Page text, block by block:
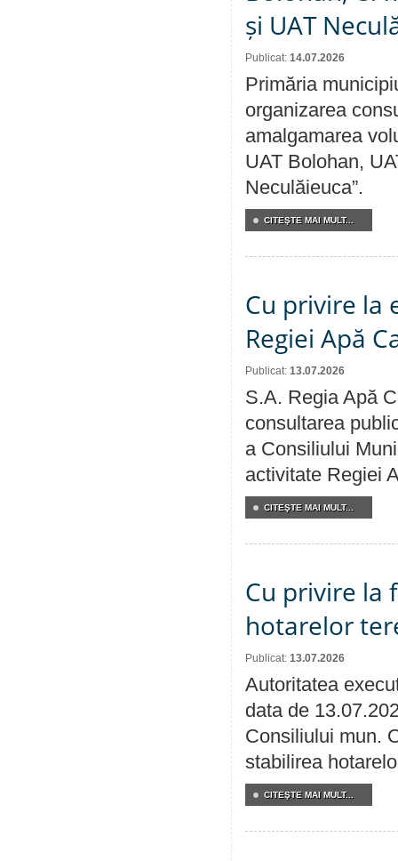
și UAT
Publicat: 14.07.2026
Primăria
organizarea
amalgamarea
UAT Bolohan,
Neculăieuca”.
CITEŞTE MAI MULT...
Cu privire la
Regiei Apă
Publicat: 13.07.2026
S.A. Regia Apă
consultarea
a Consiliului
activitate Regiei
CITEŞTE MAI MULT...
Cu privire la
hotarelor
Publicat: 13.07.2026
Autoritatea
data de
Consiliului mun.
stabilirea
CITEŞTE MAI MULT...